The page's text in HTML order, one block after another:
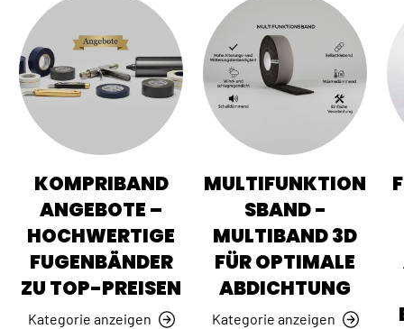
KOMPRIBAND
ANGEBOTE –
HOCHWERTIGE
FUGENBÄNDER
ZU TOP-PREISEN
Kategorie anzeigen
MULTIFUNKTION
SBAND -
MULTIBAND 3D
FÜR OPTIMALE
ABDICHTUNG
Kategorie anzeigen